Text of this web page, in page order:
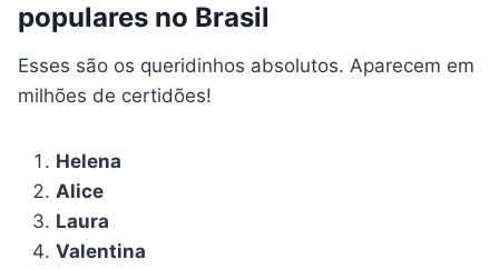
populares no Brasil
Esses são os queridinhos absolutos. Aparecem em
milhões de certidões!
Helena
Alice
Laura
Valentina